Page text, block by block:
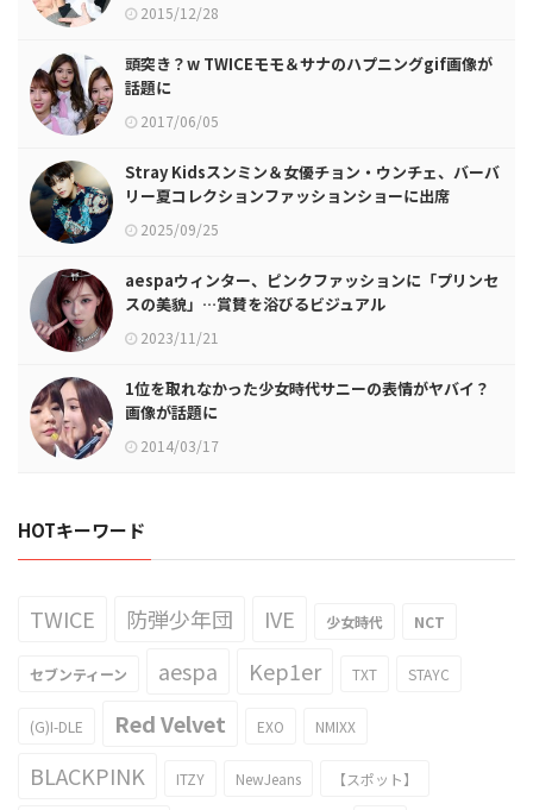
2015/12/28
頭突き？w TWICEモモ＆サナのハプニングgif画像が
話題に
2017/06/05
Stray Kidsスンミン＆女優チョン・ウンチェ、バーバ
リー夏コレクションファッションショーに出席
2025/09/25
aespaウィンター、ピンクファッションに「プリンセ
スの美貌」…賞賛を浴びるビジュアル
2023/11/21
1位を取れなかった少女時代サニーの表情がヤバイ？
画像が話題に
2014/03/17
HOTキーワード
TWICE 防弾少年団 IVE 少女時代 NCT
セブンティーン aespa Kep1er TXT STAYC
(G)I-DLE Red Velvet EXO NMIXX
BLACKPINK ITZY NewJeans 【スポット】